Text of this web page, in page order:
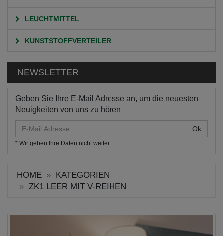
LEUCHTMITTEL
KUNSTSTOFFVERTEILER
NEWSLETTER
Geben Sie Ihre E-Mail Adresse an, um die neuesten
Neuigkeiten von uns zu hören
Mail
Adresse
* Wir geben Ihre Daten nicht weiter
HOME
KATEGORIEN
ZK1 LEER MIT V-REIHEN